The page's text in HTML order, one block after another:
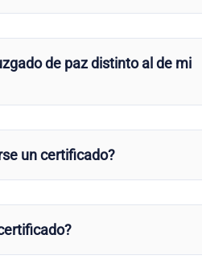
de paz distinto al de mi
un certificado?